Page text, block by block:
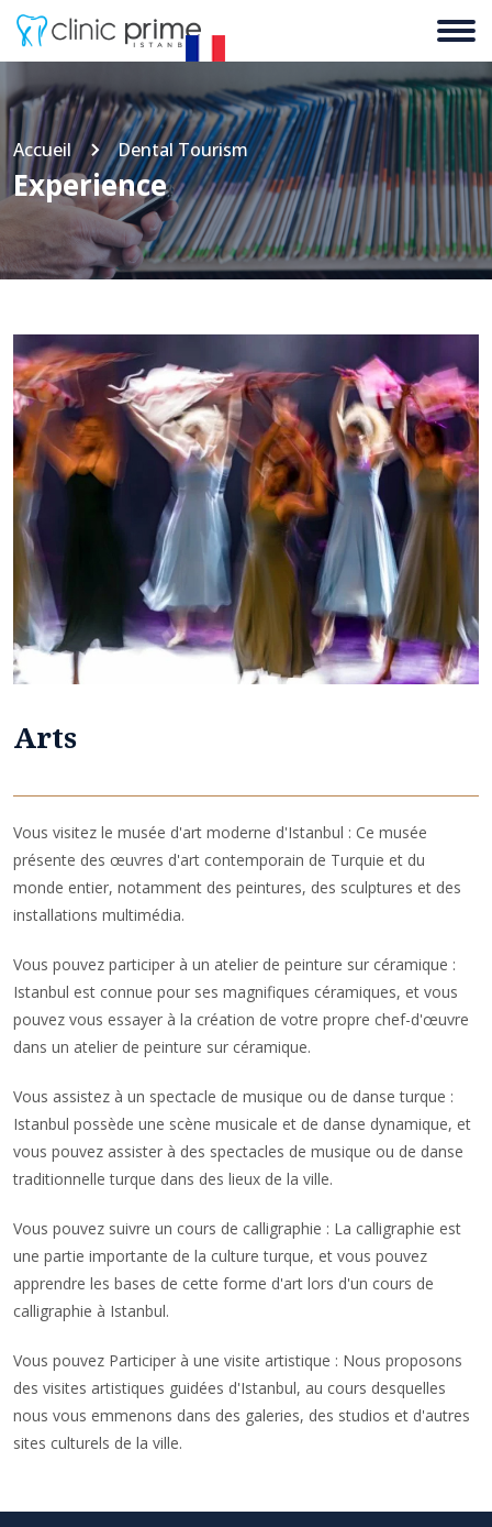
Accueil Dental Tourism
Experience
Arts
Vous visitez le musée d'art moderne d'Istanbul : Ce musée
présente des œuvres d'art contemporain de Turquie et du
monde entier, notamment des peintures, des sculptures et des
installations multimédia.
Vous pouvez participer à un atelier de peinture sur céramique :
Istanbul est connue pour ses magnifiques céramiques, et vous
pouvez vous essayer à la création de votre propre chef-d'œuvre
dans un atelier de peinture sur céramique.
Vous assistez à un spectacle de musique ou de danse turque :
Istanbul possède une scène musicale et de danse dynamique, et
vous pouvez assister à des spectacles de musique ou de danse
traditionnelle turque dans des lieux de la ville.
Vous pouvez suivre un cours de calligraphie : La calligraphie est
une partie importante de la culture turque, et vous pouvez
apprendre les bases de cette forme d'art lors d'un cours de
calligraphie à Istanbul.
Vous pouvez Participer à une visite artistique : Nous proposons
des visites artistiques guidées d'Istanbul, au cours desquelles
nous vous emmenons dans des galeries, des studios et d'autres
sites culturels de la ville.